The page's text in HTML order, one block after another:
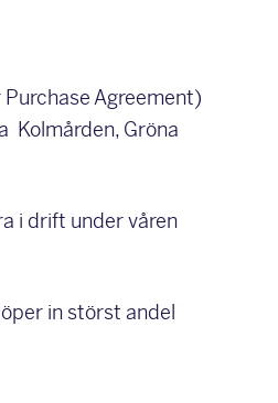
Agreement)
Kolmården, Gröna
i drift under våren
in störst andel